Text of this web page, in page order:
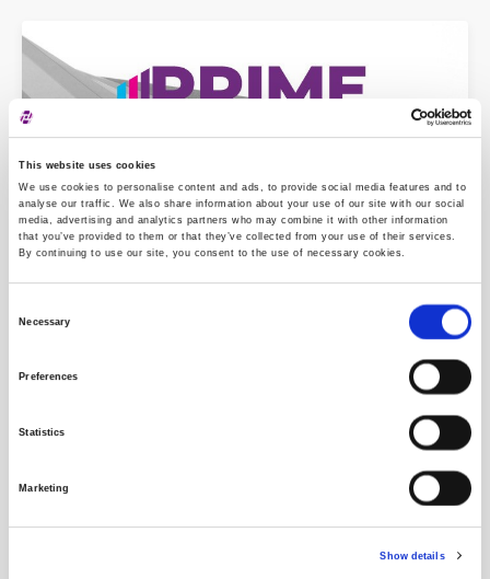
This website uses cookies
We use cookies to personalise content and ads, to provide social media features and to
analyse our traffic. We also share information about your use of our site with our social
media, advertising and analytics partners who may combine it with other information
that you’ve provided to them or that they’ve collected from your use of their services.
By continuing to use our site, you consent to the use of necessary cookies.
Necessary
Preferences
Statistics
Marketing
Show details
Vodeće tržište